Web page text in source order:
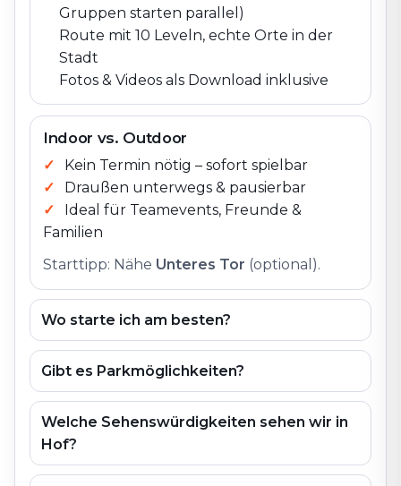
Gruppen starten parallel)
Route mit 10 Leveln, echte Orte in der
Stadt
Fotos & Videos als Download inklusive
Indoor vs. Outdoor
Kein Termin nötig – sofort spielbar
Draußen unterwegs & pausierbar
Ideal für Teamevents, Freunde &
Familien
Starttipp: Nähe Unteres Tor (optional).
Wo starte ich am besten?
Gibt es Parkmöglichkeiten?
Welche Sehenswürdigkeiten sehen wir in
Hof?